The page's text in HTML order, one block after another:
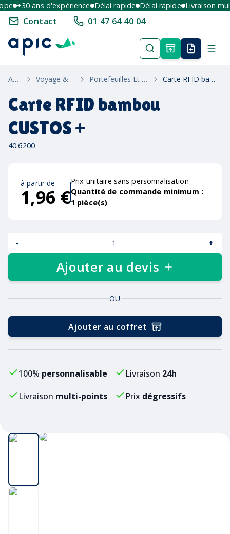
+30 ans d'expérience Délai rapide Délai rapide Livraison
Contact 01 47 64 40 04
Accueil Voyage & Bagagerie Portefeuilles Et Porte-Cartes Anti-Rfid Carte RFID bambou CUSTOS +
Carte RFID bambou
CUSTOS +
40.6200
à partir de
1,96 €
Prix unitaire sans personnalisation
Quantité de commande minimum :
1 pièce(s)
- +
Ajouter au devis
OU
Ajouter au coffret
100% personnalisable Livraison 24h
Livraison multi-points Prix dégressifs